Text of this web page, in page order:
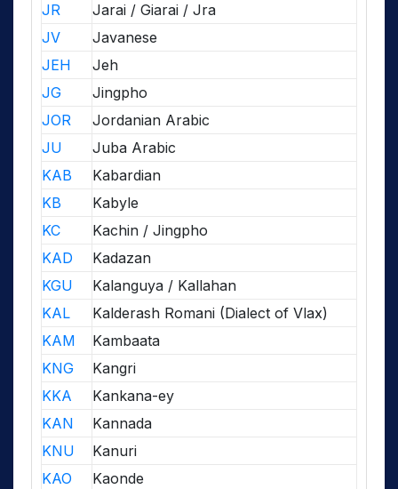
JR
Jarai / Giarai / Jra
JV
Javanese
JEH
Jeh
JG
Jingpho
JOR
Jordanian Arabic
JU
Juba Arabic
KAB
Kabardian
KB
Kabyle
KC
Kachin / Jingpho
KAD
Kadazan
KGU
Kalanguya / Kallahan
KAL
Kalderash Romani (Dialect of Vlax)
KAM
Kambaata
KNG
Kangri
KKA
Kankana-ey
KAN
Kannada
KNU
Kanuri
KAO
Kaonde